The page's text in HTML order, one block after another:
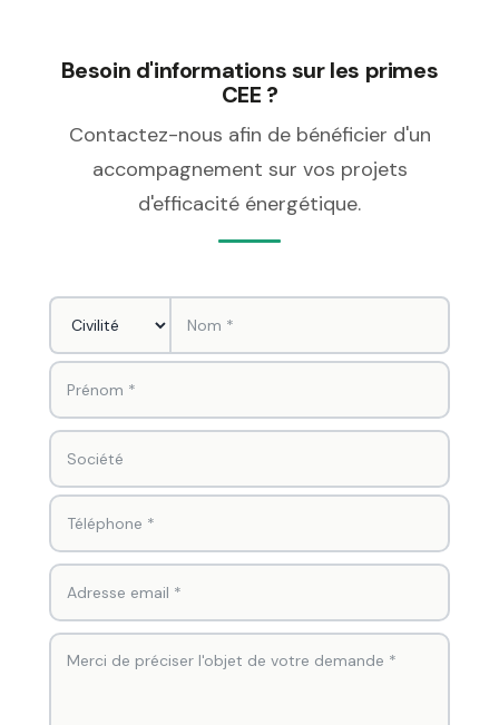
Besoin d'informations sur les primes
CEE ?
Contactez-nous afin de bénéficier d'un
accompagnement sur vos projets
d'efficacité énergétique.